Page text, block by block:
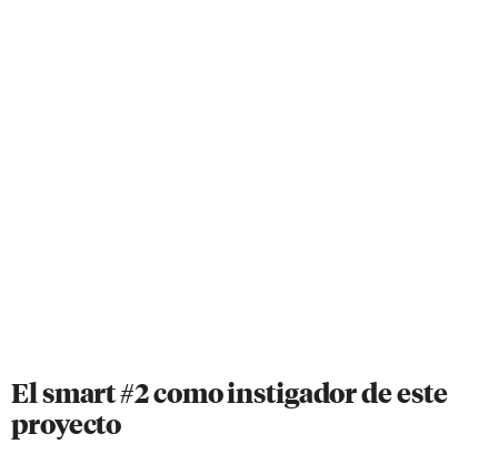
El smart #2 como instigador de este
proyecto